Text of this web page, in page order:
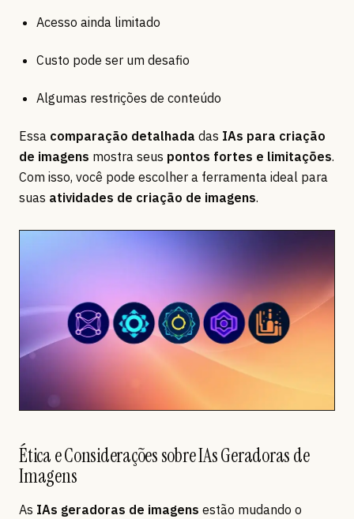
Acesso ainda limitado
Custo pode ser um desafio
Algumas restrições de conteúdo
Essa comparação detalhada das IAs para criação
de imagens mostra seus pontos fortes e limitações.
Com isso, você pode escolher a ferramenta ideal para
suas atividades de criação de imagens.
Ética e Considerações sobre IAs Geradoras de
Imagens
As IAs geradoras de imagens estão mudando o